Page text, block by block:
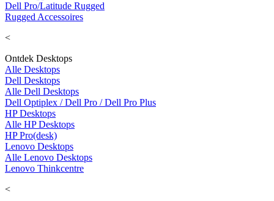
Dell Pro/Latitude Rugged
Rugged Accessoires
<
Ontdek Desktops
Alle Desktops
Dell Desktops
Alle Dell Desktops
Dell Optiplex / Dell Pro / Dell Pro Plus
HP Desktops
Alle HP Desktops
HP Pro(desk)
Lenovo Desktops
Alle Lenovo Desktops
Lenovo Thinkcentre
<